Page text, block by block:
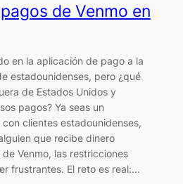
de Venmo en
en la aplicación de pago a la
estadounidenses, pero ¿qué
de Estados Unidos y
pagos? Ya seas un
clientes estadounidenses,
que recibe dinero
Venmo, las restricciones
frustrantes. El reto es real:...